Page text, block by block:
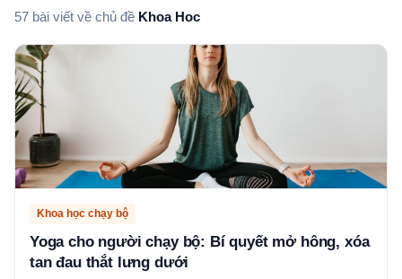
57 bài viết về chủ đề Khoa Hoc
Khoa học chạy bộ
Yoga cho người chạy bộ: Bí quyết mở hông, xóa
tan đau thắt lưng dưới